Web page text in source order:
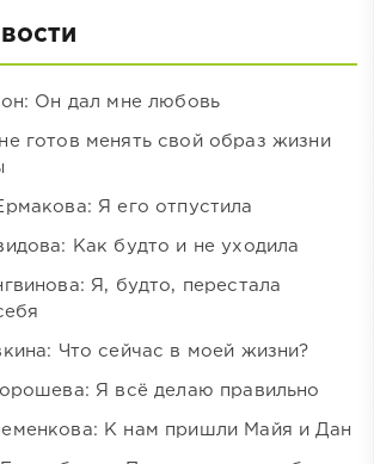
Он дал мне любовь
готов менять свой образ жизни
Я его отпустила
Как будто и не уходила
Я, будто, перестала
Что сейчас в моей жизни?
Я всё делаю правильно
К нам пришли Майя и Дан